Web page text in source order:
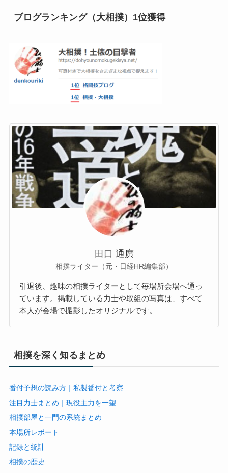
ブログランキング（大相撲）1位獲得
田口 通廣
相撲ライター（元・日経HR編集部）
引退後、趣味の相撲ライターとして毎場所会場へ通っ
ています。掲載している力士や取組の写真は、すべて
本人が会場で撮影したオリジナルです。
相撲を深く知るまとめ
番付予想の読み方｜私製番付と考察
注目力士まとめ｜現役主力を一望
相撲部屋と一門の系統まとめ
本場所レポート
記録と統計
相撲の歴史